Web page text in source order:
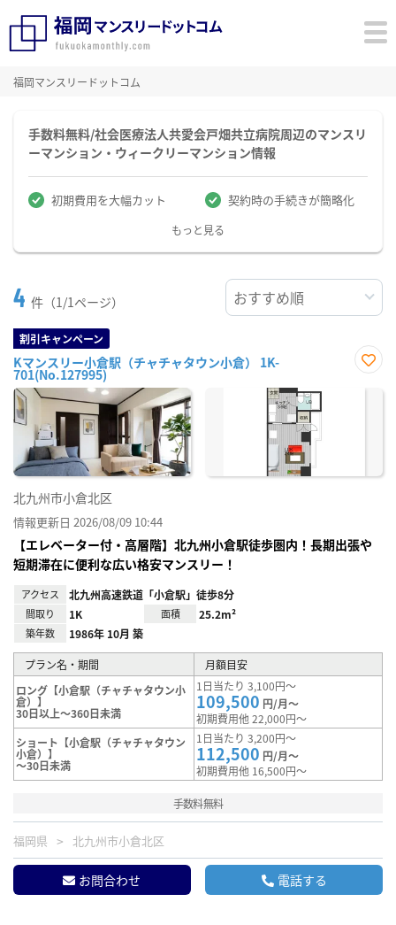
福岡マンスリードットコム
手数料無料/社会医療法人共愛会戸畑共立病院周辺のマンスリ
ーマンション・ウィークリーマンション情報
初期費用を大幅カット 契約時の手続きが簡略化
もっと見る
4 件（1/1ページ）
割引キャンペーン
Kマンスリー小倉駅（チャチャタウン小倉） 1K-
701(No.127995)
に入
北九州市小倉北区
情報更新日 2026/08/09 10:44
【エレベーター付・高層階】北九州小倉駅徒歩圏内！長期出張や
短期滞在に便利な広い格安マンスリー！
アクセス 北九州高速鉄道「小倉駅」徒歩8分
間取り 1K 面積 25.2m²
築年数 1986年 10月 築
プラン名・期間
月額目安
ロング【小倉駅（チャチャタウン小
倉）】
30日以上～360日未満
1日当たり 3,100円～
109,500 円/月～
初期費用他 22,000円～
ショート【小倉駅（チャチャタウン
小倉）】
～30日未満
1日当たり 3,200円～
112,500 円/月～
初期費用他 16,500円～
手数料無料
福岡県 北九州市小倉北区
お問合わせ 電話する